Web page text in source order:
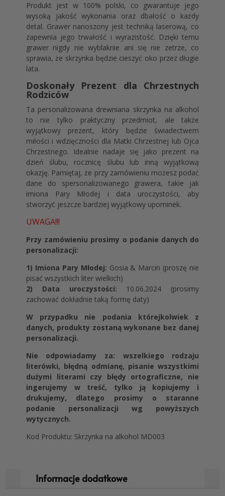
Produkt jest w 100% polski, co gwarantuje jego
wysoką jakość wykonania oraz dbałość o każdy
detal. Grawer nanoszony jest techniką laserową, co
zapewnia jego trwałość i wyrazistość. Dzięki temu
grawer nigdy nie wyblaknie ani się nie zetrze, co
sprawia, że skrzynka będzie cieszyć oko przez długie
lata.
Doskonały Prezent dla Chrzestnych
Rodziców
Ta personalizowana drewniana skrzynka na alkohol
to nie tylko praktyczny przedmiot, ale także
wyjątkowy prezent, który będzie świadectwem
miłości i wdzięczności dla Matki Chrzestnej lub Ojca
Chrzestnego. Idealnie nadaje się jako prezent na
dzień ślubu, rocznicę ślubu lub inną wyjątkową
okazję. Pamiętaj, że przy zamówieniu możesz podać
dane do spersonalizowanego grawera, takie jak
imiona Pary Młodej i data uroczystości, aby
stworzyć jeszcze bardziej wyjątkowy upominek.
UWAGA!!!
Przy zamówieniu prosimy o podanie danych do
personalizacji:
1) Imiona Pary Młodej: Gosia & Marcin (proszę nie
pisać wszystkich liter wielkich)
2) Data uroczystości: 10.06.2024 (prosimy
zachować dokładnie taką formę daty)
W przypadku nie podania którejkolwiek z
danych, produkty zostaną wykonane bez danej
personalizacji.
Nie odpowiadamy za: wszelkiego rodzaju
literówki, błędną odmianę, pisanie wszystkimi
dużymi literami czy błędy ortograficzne, nie
ingerujemy w treść, tylko ją kopiujemy i
drukujemy, dlatego prosimy o staranne
podanie personalizacji wg powyższych
wytycznych.
Kod Produktu: Skrzynka na alkohol MD003
Informacje dodatkowe